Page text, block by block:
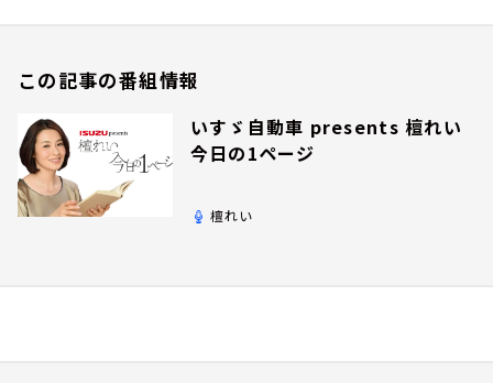
この記事の番組情報
いすゞ自動車 presents 檀れい
今日の1ページ
檀れい